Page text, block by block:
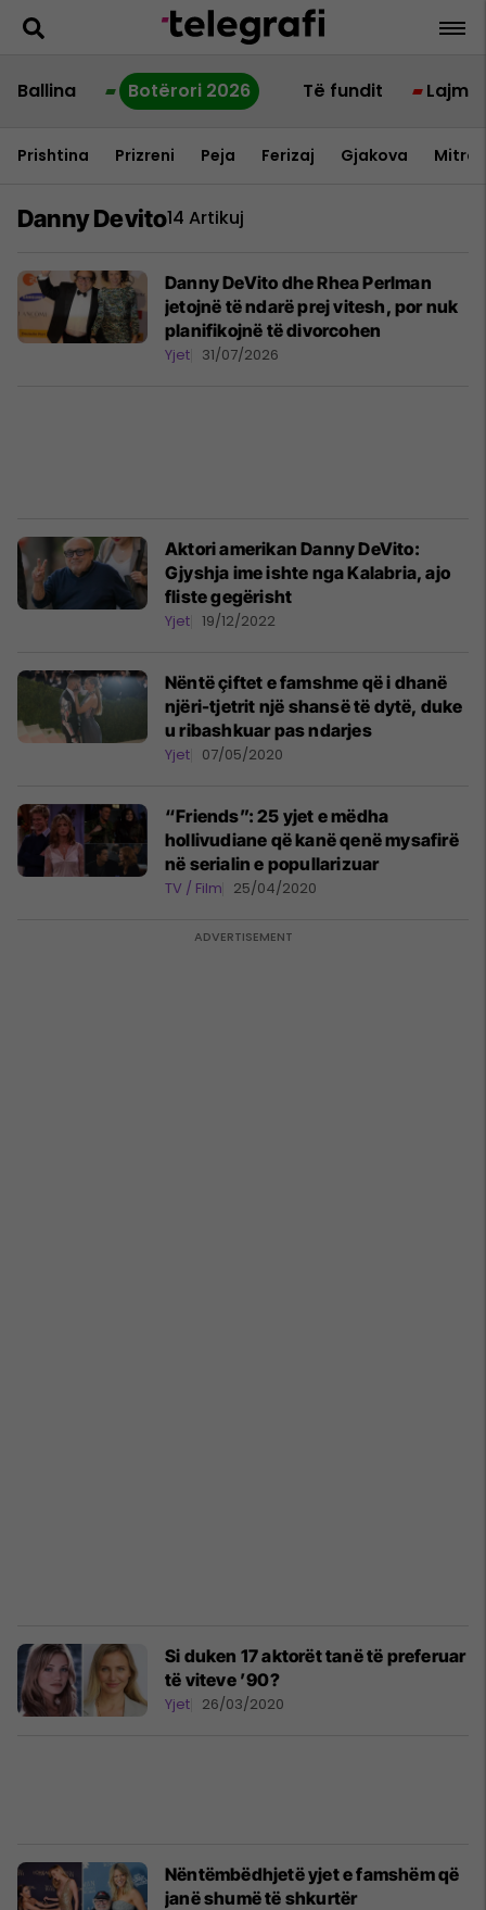
Ballina Botërori 2026 Të fundit Lajme
Prishtina Prizreni Peja Ferizaj Gjakova
Danny Devito14 Artikuj
Danny DeVito dhe Rhea Perlman
jetojnë të ndarë prej vitesh, por nuk
planifikojnë të divorcohen
Yjet 31/07/2026
Aktori amerikan Danny DeVito:
Gjyshja ime ishte nga Kalabria, ajo
fliste gegërisht
Yjet 19/12/2022
Nëntë çiftet e famshme që i dhanë
njëri-tjetrit një shansë të dytë, duke
u ribashkuar pas ndarjes
Yjet 07/05/2020
“Friends”: 25 yjet e mëdha
hollivudiane që kanë qenë mysafirë
në serialin e popullarizuar
TV / Film 25/04/2020
Si duken 17 aktorët tanë të preferuar
të viteve ’90?
Yjet 26/03/2020
Nëntëmbëdhjetë yjet e famshëm që
janë shumë të shkurtër